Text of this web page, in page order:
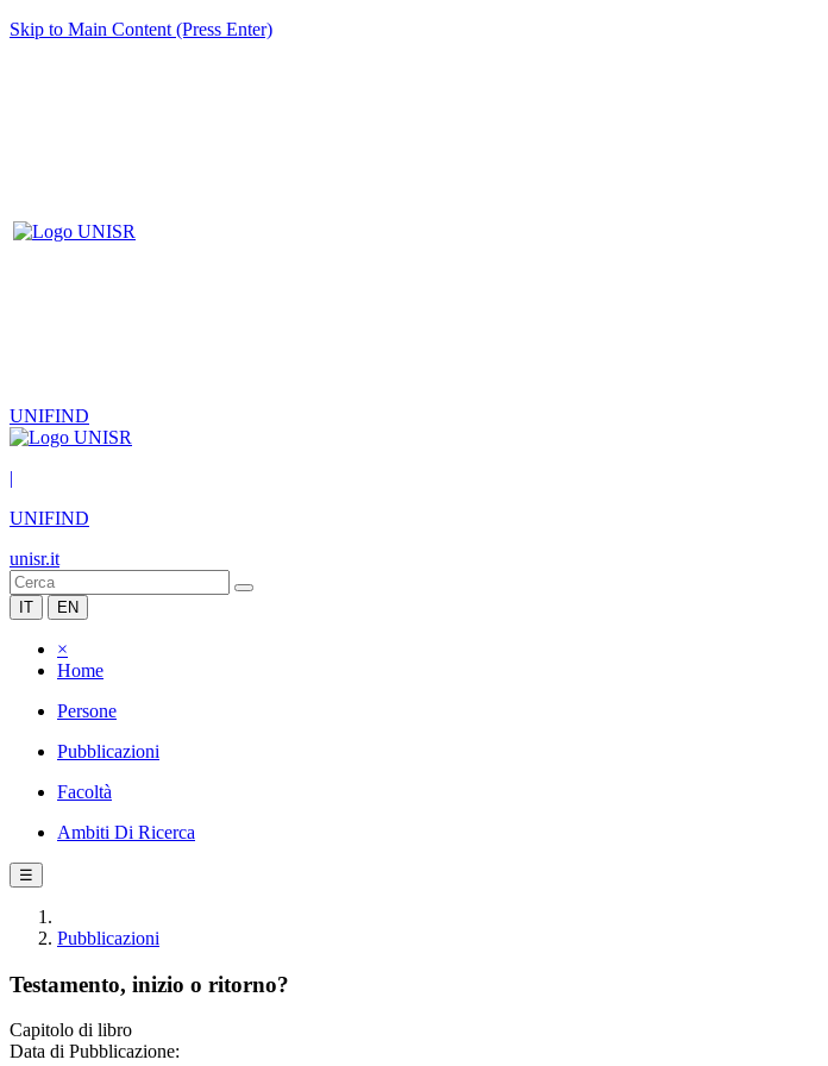
Skip to Main Content (Press Enter)
UNIFIND
|
UNIFIND
unisr.it
IT EN
×
Home
Persone
Pubblicazioni
Facoltà
Ambiti Di Ricerca
☰
Pubblicazioni
Testamento, inizio o ritorno?
Capitolo di libro
Data di Pubblicazione: